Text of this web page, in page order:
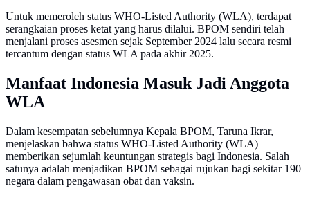
Untuk memeroleh status WHO-Listed Authority (WLA), terdapat
serangkaian proses ketat yang harus dilalui. BPOM sendiri telah
menjalani proses asesmen sejak September 2024 lalu secara resmi
tercantum dengan status WLA pada akhir 2025.
Manfaat Indonesia Masuk Jadi Anggota
WLA
Dalam kesempatan sebelumnya Kepala BPOM, Taruna Ikrar,
menjelaskan bahwa status WHO-Listed Authority (WLA)
memberikan sejumlah keuntungan strategis bagi Indonesia. Salah
satunya adalah menjadikan BPOM sebagai rujukan bagi sekitar 190
negara dalam pengawasan obat dan vaksin.